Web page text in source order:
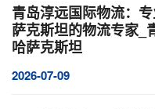
青岛淳远国际物流：
萨克斯坦的物流专家_
哈萨克斯坦
2026-07-09